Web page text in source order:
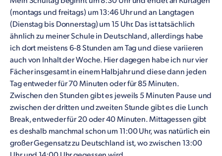
(montags und freitags) um 13:46 Uhr und an Langtagen
(Dienstag bis Donnerstag) um 15 Uhr. Das ist tatsächlich
ähnlich zu meiner Schule in Deutschland, allerdings habe
ich dort meistens 6-8 Stunden am Tag und diese variieren
auch von Inhalt der Woche. Hier dagegen habe ich nur vier
Fächer insgesamt in einem Halbjahr und diese dann jeden
Tag entweder für 70 Minuten oder für 85 Minuten.
Zwischen den Stunden gibt es jeweils 5 Minuten Pause und
zwischen der dritten und zweiten Stunde gibt es die Lunch
Break, entweder für 20 oder 40 Minuten. Mittagessen gibt
es deshalb manchmal schon um 11:00 Uhr, was natürlich ein
großer Gegensatz zu Deutschland ist, wo zwischen 13:00